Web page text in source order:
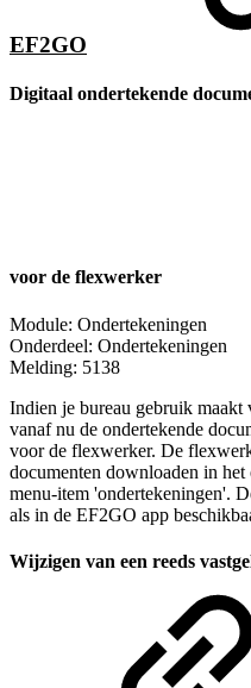
EF2GO
Digitaal ondertekende
voor de flexwerker
Module: Ondertekeningen
Onderdeel: Ondertekeningen
Melding: 5138
Indien je bureau gebruik
vanaf nu de ondertekende
voor de flexwerker. De
documenten downloaden in
menu-item 'ondertekeningen'.
als in de EF2GO app
Wijzigen van een reeds